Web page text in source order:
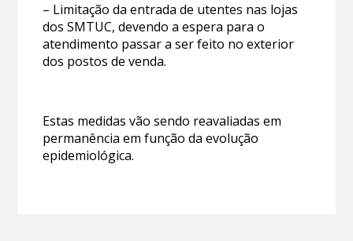
– Limitação da entrada de utentes nas lojas
dos SMTUC, devendo a espera para o
atendimento passar a ser feito no exterior
dos postos de venda.
Estas medidas vão sendo reavaliadas em
permanência em função da evolução
epidemiológica.